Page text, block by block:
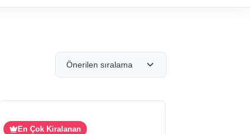
Önerilen sıralama
En Çok Kiralanan